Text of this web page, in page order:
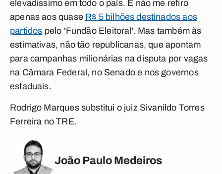
elevadíssimo em todo o país. E não me refiro
apenas aos quase R$ 5 bilhões destinados aos
partidos pelo 'Fundão Eleitoral'. Mas também às
estimativas, não tão republicanas, que apontam
para campanhas milionárias na disputa por vagas
na Câmara Federal, no Senado e nos governos
estaduais.
Rodrigo Marques substitui o juiz Sivanildo Torres
Ferreira no TRE.
João Paulo Medeiros